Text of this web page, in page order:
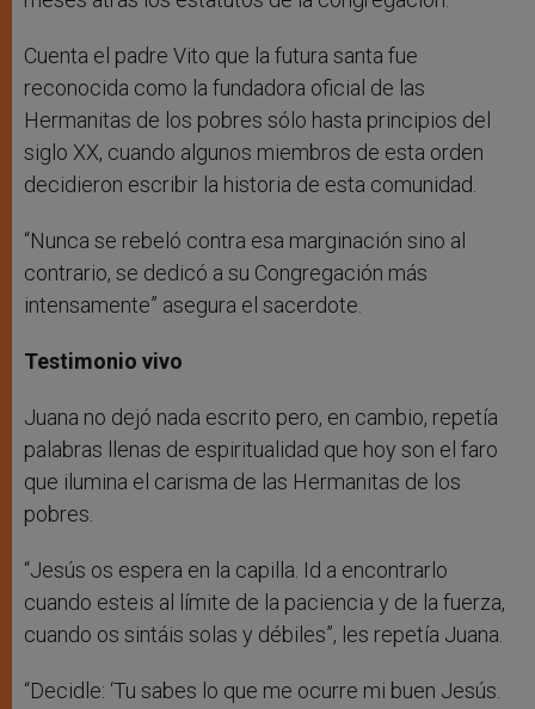
Cuenta el padre Vito que la futura santa fue
reconocida como la fundadora oficial de las
Hermanitas de los pobres sólo hasta principios del
siglo XX, cuando algunos miembros de esta orden
decidieron escribir la historia de esta comunidad.
“Nunca se rebeló contra esa marginación sino al
contrario, se dedicó a su Congregación más
intensamente” asegura el sacerdote.
Testimonio vivo
Juana no dejó nada escrito pero, en cambio, repetía
palabras llenas de espiritualidad que hoy son el faro
que ilumina el carisma de las Hermanitas de los
pobres.
“Jesús os espera en la capilla. Id a encontrarlo
cuando esteis al límite de la paciencia y de la fuerza,
cuando os sintáis solas y débiles”, les repetía Juana.
“Decidle: ‘Tu sabes lo que me ocurre mi buen Jesús.